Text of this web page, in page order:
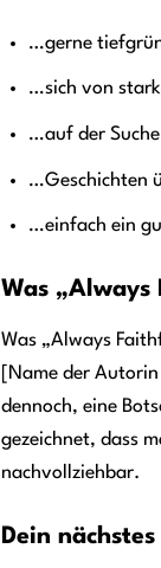
…gerne
…sich von
…auf der
…Geschichten
…einfach ein
Was „Always
Was „Always
[Name der
dennoch, eine
gezeichnet, dass
nachvollziehbar.
Dein